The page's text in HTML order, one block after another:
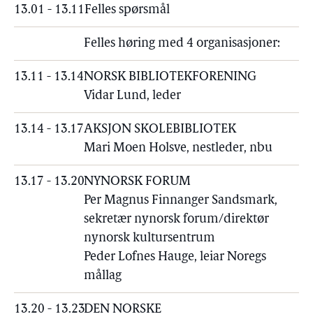
13.01 - 13.11Felles spørsmål
Felles høring med 4 organisasjoner:
13.11 - 13.14NORSK BIBLIOTEKFORENING
Vidar Lund, leder
13.14 - 13.17AKSJON SKOLEBIBLIOTEK
Mari Moen Holsve, nestleder, nbu
13.17 - 13.20NYNORSK FORUM
Per Magnus Finnanger Sandsmark,
sekretær nynorsk forum/direktør
nynorsk kultursentrum
Peder Lofnes Hauge, leiar Noregs
mållag
13.20 - 13.23DEN NORSKE